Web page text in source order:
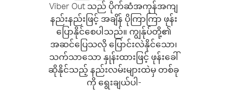
Viber Out သည် ပိုက်ဆံအကုန်အကျ
နည်းနည်းဖြင့် အချိန် ပိုကြာကြာ ဖုန်း
ပြောနိုင်စေပါသည်။ ကျွန်ုပ်တို့၏
အဆင်ပြေသလို ပြောင်းလဲနိုင်သော၊
သက်သာသော နှုန်းထားဖြင့် ဖုန်းခေါ်
ဆိုနိုင်သည့် နည်းလမ်းများထဲမှ တစ်ခု
ကို ရွေးချယ်ပါ-